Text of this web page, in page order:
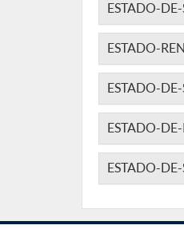
ESTADO-
ESTADO-
ESTADO-
ESTADO-
ESTADO-